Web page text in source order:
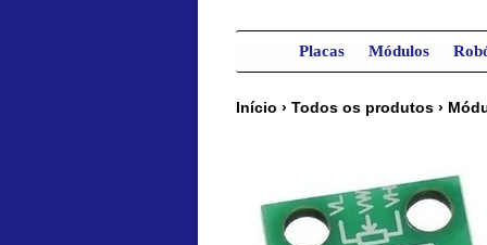
Placas Módulos
Início › Todos os produtos ›